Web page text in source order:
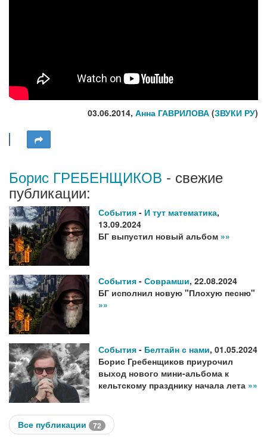
03.06.2014, Анна ГАВРИЛОВА (ЗВУКИ РУ)
Борис ГРЕБЕНЩИКОВ - свежие
публикации:
События - И тут математика,
13.09.2024
БГ выпустил новый альбом »»
События - Соврамши, 22.08.2024
БГ исполнил новую "Плохую песню"
»»
События - Белтайн с нами, 01.05.2024
Борис Гребенщиков приурочил
выход нового мини-альбома к
кельтскому празднику начала лета »»
Все публикации 72